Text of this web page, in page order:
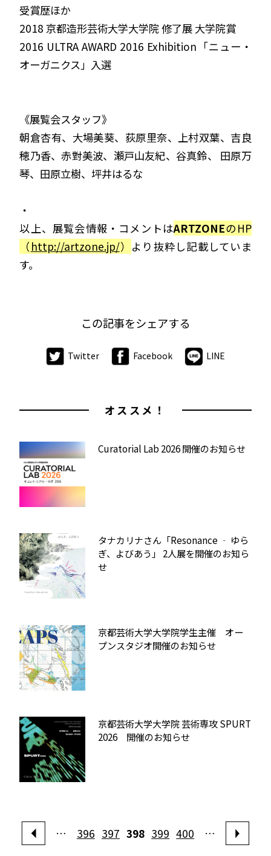
受賞歴ほか
2018京都造形芸術大学大学院 修了展 大学院賞
2016 ULTRA AWARD 2016 Exhibition 「ニュー・
オーガニクス」入選
《展覧会スタッフ》
朝倉杏有、大場美葵、荻原里奈、上村双葉、吉良
穂乃香、赤對美波、瀬戸山友紀、谷真鈴、 田原万
琴、田原立樹、坪井はるな
・
以上、展覧会情報・コメントはARTZONEのHP
（http://artzone.jp/） より抜粋し記載していま
す。
この記事をシェアする
Twitter Facebook LINE
オススメ！
Curatorial Lab 2026 開催のお知らせ
タナカリナさん「Resonance ‐ ゆら
ぎ、よびあう」 2人展を開催のお知ら
せ
京都芸術大学大学院学生主催 オー
プンスタジオ開催のお知らせ
京都芸術大学大学院 芸術専攻 SPURT
2026 開催のお知らせ
… 396 397 398 399 400 …